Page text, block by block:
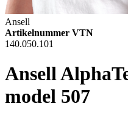
Ansell
Artikelnummer VTN
140.050.101
Ansell
model 507